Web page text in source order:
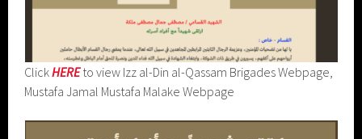
ClickHEREto view Izz al-Din al-Qassam Brigades Webpage,
Mustafa Jamal Mustafa Malake Webpage